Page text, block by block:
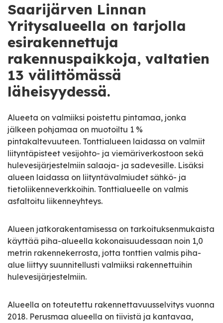
Saarijärven Linnan
Yritysalueella on tarjolla
esirakennettuja
rakennuspaikkoja, valtatien
13 välittömässä
läheisyydessä.
Alueeta on valmiiksi poistettu pintamaa, jonka
jälkeen pohjamaa on muotoiltu 1 %
pintakaltevuuteen. Tonttialueen laidassa on valmiit
liityntäpisteet vesijohto- ja viemäriverkostoon sekä
hulevesijärjestelmiin salaoja- ja sadevesille. Lisäksi
alueen laidassa on liityntävalmiudet sähkö- ja
tietoliikenneverkkoihin. Tonttialueelle on valmis
asfaltoitu liikenneyhteys.
Alueen jatkorakentamisessa on tarkoituksenmukaista
käyttää piha-alueella kokonaisuudessaan noin 1,0
metrin rakennekerrosta, jotta tonttien valmis piha-
alue liittyy suunnitellusti valmiiksi rakennettuihin
hulevesijärjestelmiin.
Alueella on toteutettu rakennettavuusselvitys vuonna
2018. Perusmaa alueella on tiivistä ja kantavaa,